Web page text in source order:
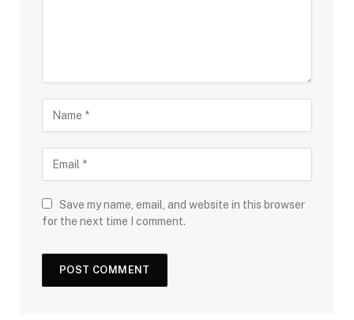
Save my name, email, and website in this browser
for the next time I comment.